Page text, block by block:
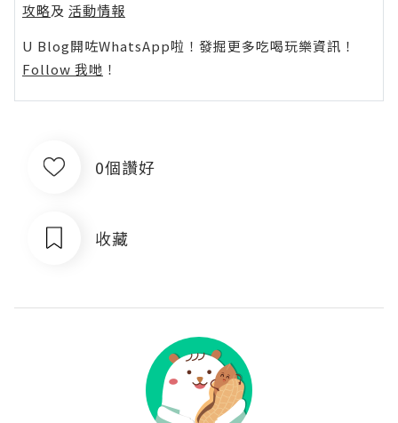
攻略及 活動情報
U Blog開咗WhatsApp啦！發掘更多吃喝玩樂資訊！
Follow 我哋 ！
0個讚好
收藏